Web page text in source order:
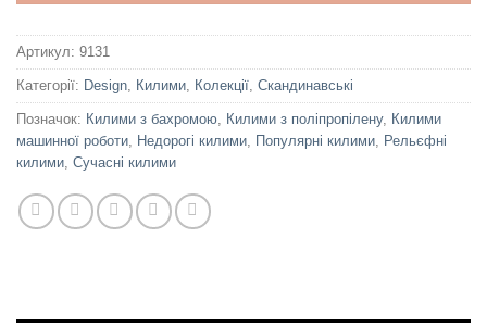
Артикул: 9131
Категорії: Design, Килими, Колекції, Скандинавські
Позначок: Килими з бахромою, Килими з поліпропілену, Килими
машинної роботи, Недорогі килими, Популярні килими, Рельєфні
килими, Сучасні килими